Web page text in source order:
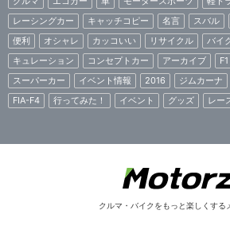
レーシングカー
キャッチコピー 名言 スバル
便利
オシャレ カッコいい リサイクル バイ
キュレーション
コンセプトカー アーカイブ F1
スーパーカー
イベント情報 2016 ジムカーナ
FIA-F4
行ってみた！ イベント グッズ レー
クルマ・バイクをもっと楽しくする